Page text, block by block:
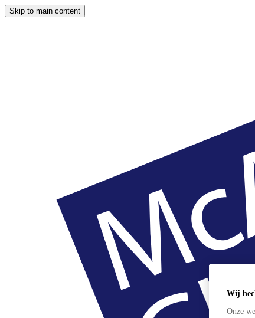
Skip to main content
Wij
Onze